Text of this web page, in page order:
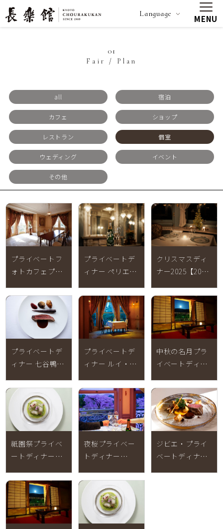
Language MENU
01
Fair / Plan
all 宿泊
カフェ ショップ
レストラン 個室
ウェディング イベント
その他
プライベートフ
ォトカフェプラ
～3月19日(木) 終
了】
プライベートデ
ィナー ペリエ・
ック【2025年12
月1日～2026年2
月28日 終了】
クリスマスディ
ナー2025【2025
日終了】
プライベートデ
ィナー 七谷鴨
～11月30日 終
了】
プライベートデ
ィナー ルイ・ロ
タル【2025年9
月1日～11月30
日｜完売】
中秋の名月プラ
イベートディナ
10月5日限定 終
了】
祇園祭プライベ
ートディナー
～27日 終了】
夜桜プライベー
トディナー
日～4月5日終
了】
ジビエ・プライ
ベートディナー